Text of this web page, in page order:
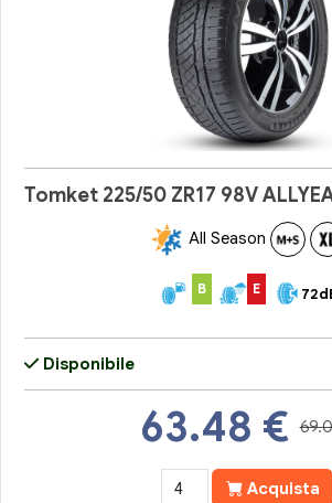
Tomket 225/50 ZR17 98V
All Season
B E
Disponibile
63.48 €
Acquista